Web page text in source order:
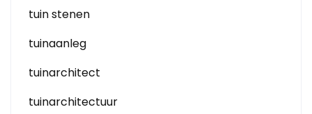
tuin stenen
tuinaanleg
tuinarchitect
tuinarchitectuur